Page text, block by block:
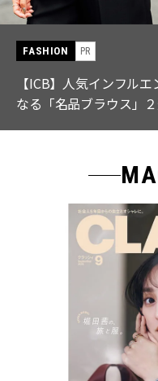
FASHION PR
【ICB】人気インフル
なる「名品ブラウス」